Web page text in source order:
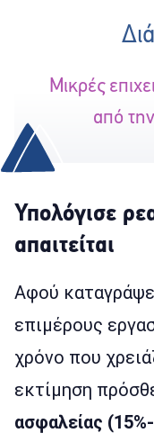
Μικρές
από
Υπολόγισε
απαιτείται
Αφού
επιμέρους
χρόνο που
εκτίμηση
ασφαλείας